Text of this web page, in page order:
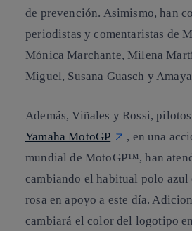
de prevención. Asimismo, han
periodistas y comentaristas de
Mónica Marchante, Milena
Miguel, Susana Guasch y
Además, Viñales y Rossi,
Yamaha MotoGP
, en una
mundial de MotoGP™, han
cambiando el habitual polo
rosa en apoyo a este día.
cambiará el color del logotipo